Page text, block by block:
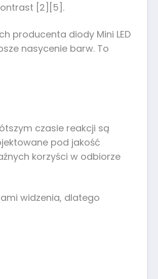
[2][5].
producenta diody Mini LED
nasycenie barw. To
czasie reakcji są
pod jakość
korzyści w odbiorze
widzenia, dlatego